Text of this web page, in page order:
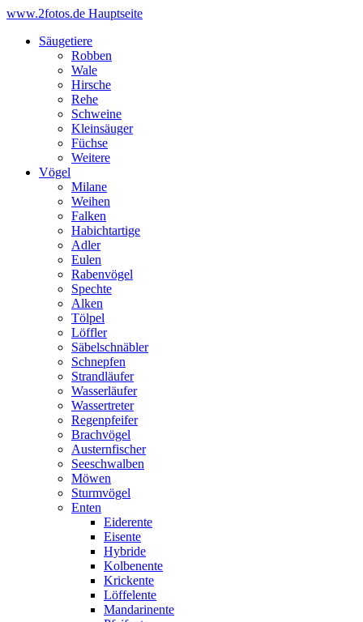
www.2fotos.de Hauptseite
Säugetiere
Robben
Wale
Hirsche
Rehe
Schweine
Kleinsäuger
Füchse
Weitere
Vögel
Milane
Weihen
Falken
Habichtartige
Adler
Eulen
Rabenvögel
Spechte
Alken
Tölpel
Löffler
Säbelschnäbler
Schnepfen
Strandläufer
Wasserläufer
Wassertreter
Regenpfeifer
Brachvögel
Austernfischer
Seeschwalben
Möwen
Sturmvögel
Enten
Eiderente
Eisente
Hybride
Kolbenente
Krickente
Löffelente
Mandarinente